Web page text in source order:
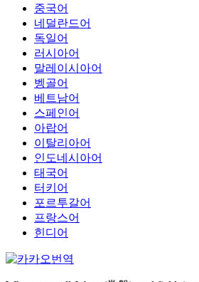
중국어
네덜란드어
독일어
러시아어
말레이시아어
벵골어
베트남어
스페인어
아랍어
이탈리아어
인도네시아어
태국어
터키어
포르투갈어
프랑스어
힌디어